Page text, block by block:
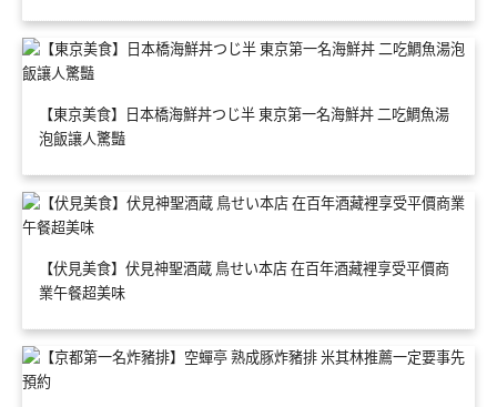
【東京美食】日本橋海鮮丼つじ半 東京第一名海鮮丼 二吃鯛魚湯
泡飯讓人驚豔
【伏見美食】伏見神聖酒蔵 鳥せい本店 在百年酒藏裡享受平價商
業午餐超美味